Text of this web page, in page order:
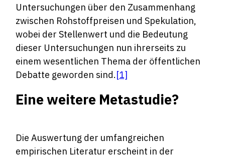
Untersuchungen über den Zusammenhang
zwischen Rohstoffpreisen und Spekulation,
wobei der Stellenwert und die Bedeutung
dieser Untersuchungen nun ihrerseits zu
einem wesentlichen Thema der öffentlichen
Debatte geworden sind.[1]
Eine weitere Metastudie?
Die Auswertung der umfangreichen
empirischen Literatur erscheint in der